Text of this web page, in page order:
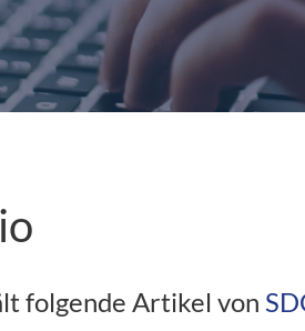
folgende Artikel von